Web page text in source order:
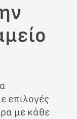
επιλογές
με κάθε